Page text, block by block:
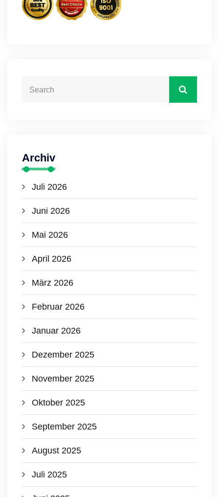
Archiv
Juli 2026
Juni 2026
Mai 2026
April 2026
März 2026
Februar 2026
Januar 2026
Dezember 2025
November 2025
Oktober 2025
September 2025
August 2025
Juli 2025